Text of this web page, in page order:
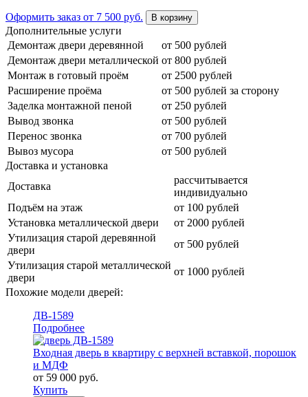
Оформить заказ от 7 500 руб. В корзину
Дополнительные услуги
Демонтаж двери деревянной
от 500 рублей
Демонтаж двери металлической от 800 рублей
Монтаж в готовый проём
от 2500 рублей
Расширение проёма
от 500 рублей за сторону
Заделка монтажной пеной
от 250 рублей
Вывод звонка
от 500 рублей
Перенос звонка
от 700 рублей
Вывоз мусора
от 500 рублей
Доставка и установка
Доставка
рассчитывается
индивидуально
Подъём на этаж
от 100 рублей
Установка металлической двери
от 2000 рублей
Утилизация старой деревянной
двери
от 500 рублей
Утилизация старой металлической
двери
от 1000 рублей
Похожие модели дверей:
ДВ-1589
Подробнее
Входная дверь в квартиру с верхней вставкой, порошок
и МДФ
от 59 000 руб.
Купить